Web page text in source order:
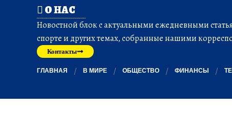
О НАС
Новостной блок с актуальными ежедневными
спорте и других темах, собранные нашими
Контакты
ГЛАВНАЯ В МИРЕ ОБЩЕСТВО ФИНАНСЫ